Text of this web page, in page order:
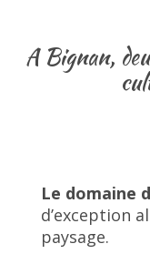
A Bignan,
Le domaine
d’exception
paysage.